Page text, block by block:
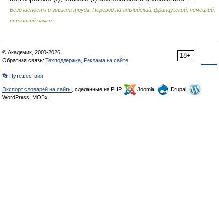
Безопасность и гигиена труда. Перевод на английский, французский, немецкий,
испанский языки
18+
© Академик, 2000-2026
Обратная связь: Техподдержка Реклама на сайте
👣 Путешествия
Экспорт словарей на сайты , сделанные на PHP, Joomla,
Drupal,
WordPress, MODx.